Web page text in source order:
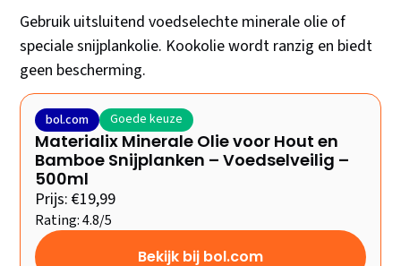
Gebruik uitsluitend voedselechte minerale olie of
speciale snijplankolie. Kookolie wordt ranzig en biedt
geen bescherming.
bol.com Goede keuze
Materialix Minerale Olie voor Hout en
Bamboe Snijplanken – Voedselveilig –
500ml
Prijs: €19,99
Rating: 4.8/5
Bekijk bij bol.com